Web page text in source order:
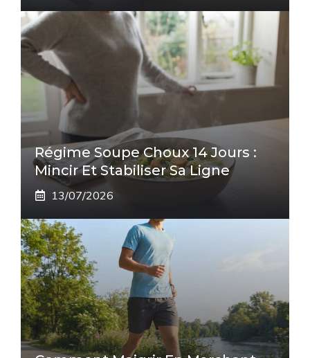
Régime Soupe Choux 14 Jours :
Mincir Et Stabiliser Sa Ligne
13/07/2026